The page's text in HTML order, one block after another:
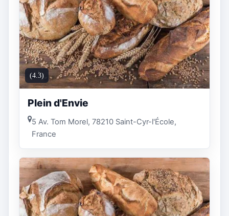
(4.3)
Plein d'Envie
5 Av. Tom Morel, 78210 Saint-Cyr-l'École,
France